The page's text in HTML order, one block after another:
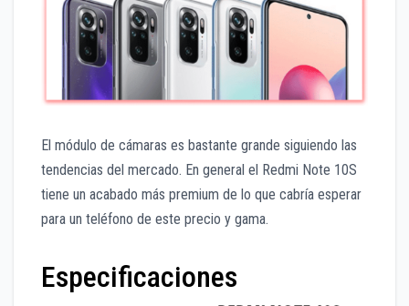
El módulo de cámaras es bastante grande siguiendo las
tendencias del mercado. En general el Redmi Note 10S
tiene un acabado más premium de lo que cabría esperar
para un teléfono de este precio y gama.
Especificaciones